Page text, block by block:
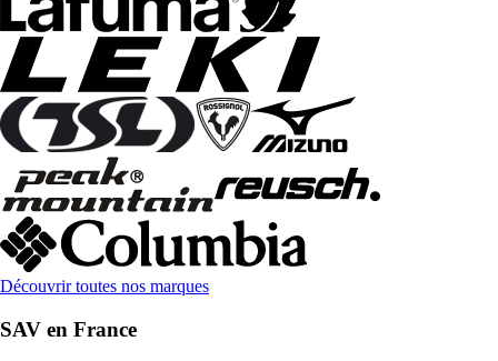
Découvrir toutes nos marques
SAV en France